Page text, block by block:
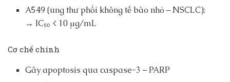
A549 (ung thư phổi không tế bào nhỏ – NSCLC):
→ IC₅₀ < 10 µg/mL
Cơ chế chính
Gây apoptosis qua caspase-3 – PARP